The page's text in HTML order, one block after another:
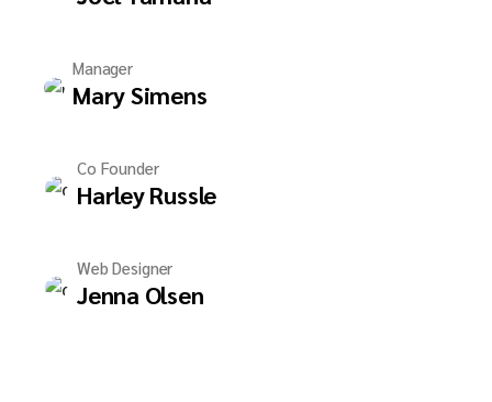
Manager
Mary Simens
Co Founder
Harley Russle
Web Designer
Jenna Olsen